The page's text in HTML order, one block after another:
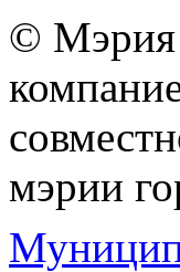
© Мэрия
мэрии